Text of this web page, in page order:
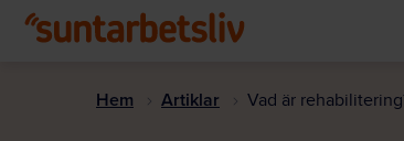
Hem Artiklar Vad är